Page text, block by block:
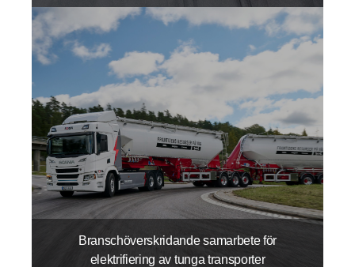
Branschöverskridande samarbete för
elektrifiering av tunga transporter